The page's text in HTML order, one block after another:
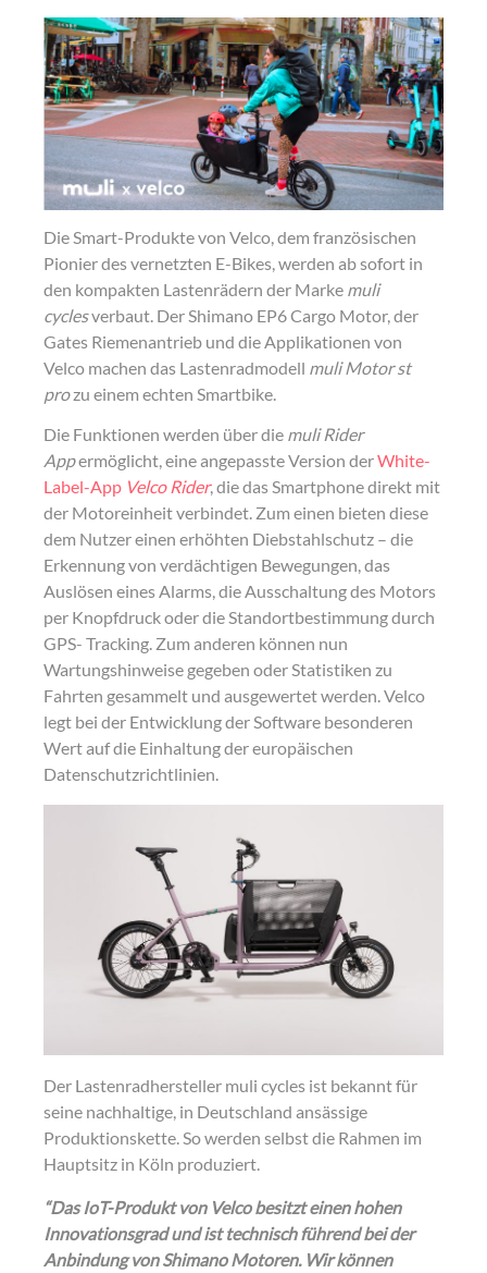
a
r
e
o
n
t
w
i
t
t
e
r
a
r
e
o
n
L
i
n
k
e
d
i
n
a
r
e
o
n
f
a
c
e
b
o
o
Die Smart-Produkte von Velco, dem französischen
Pionier des vernetzten E-Bikes, werden ab sofort in
den kompakten Lastenrädern der Marke muli
cyclesverbaut. Der Shimano EP6 Cargo Motor, der
Gates Riemenantrieb und die Applikationen von
Velco machen das Lastenradmodell muli Motor st
prozu einem echten Smartbike.
Die Funktionen werden über die muli Rider
Appermöglicht, eine angepasste Version derWhite-
Label-App Velco Rider, die das Smartphone direkt mit
der Motoreinheit verbindet. Zum einen bieten diese
dem Nutzer einen erhöhten Diebstahlschutz – die
Erkennung von verdächtigen Bewegungen, das
Auslösen eines Alarms, die Ausschaltung des Motors
per Knopfdruck oder die Standortbestimmung durch
GPS- Tracking. Zum anderen können nun
Wartungshinweise gegeben oder Statistiken zu
Fahrten gesammelt und ausgewertet werden. Velco
legt bei der Entwicklung der Software besonderen
Wert auf die Einhaltung der europäischen
Datenschutzrichtlinien.
Der Lastenradhersteller muli cycles ist bekannt für
seine nachhaltige, in Deutschland ansässige
Produktionskette. So werden selbst die Rahmen im
Hauptsitz in Köln produziert.
“Das IoT-Produkt von Velco besitzt einen hohen
Innovationsgrad und ist technisch führend bei der
Anbindung von Shimano Motoren. Wir können